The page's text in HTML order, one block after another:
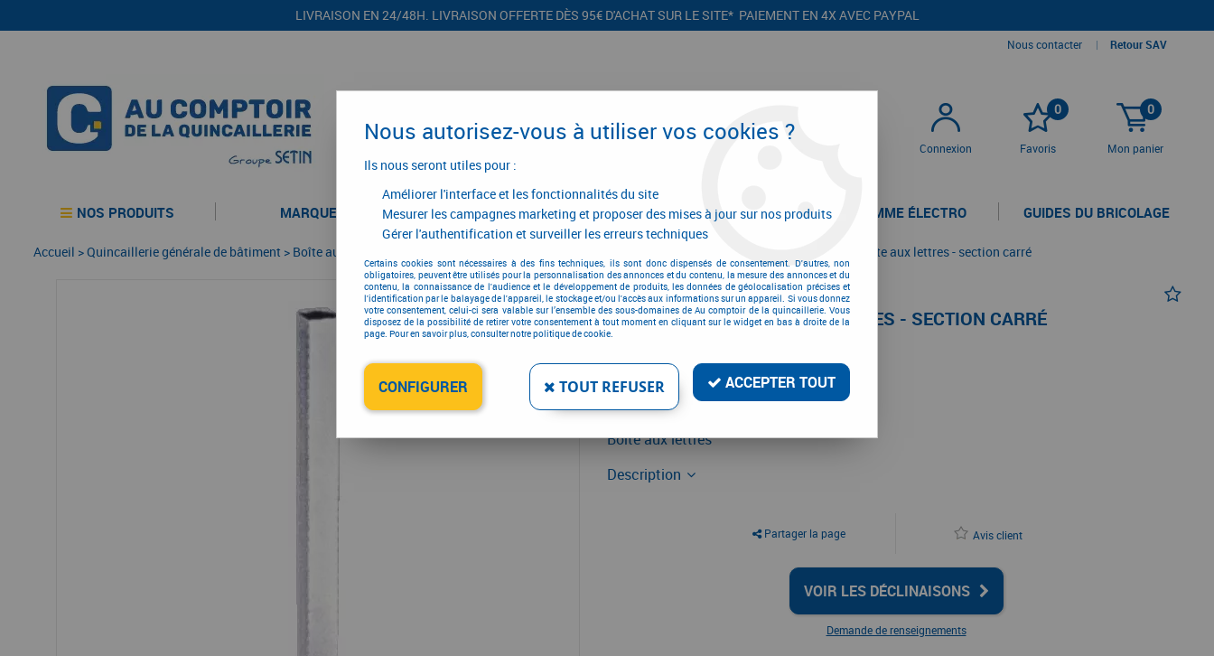
LIVRAISON EN 24/48H. LIVRAISON OFFERTE DÈS 95€ D'ACHAT SUR LE SITE* PAIEMENT EN 4X AVEC PAYPAL
Nous contacter | Retour SAV
Connexion
0
Favoris
0
Mon panier
NOS PRODUITS MARQUES CONFIGURATEURS PROMOTIONS LA GAMME ÉLECTRO GUIDES DU BRICOLAGE
Accueil >Quincaillerie générale de bâtiment > Boîte aux lettres - signalétique - ordonnancement Piquet pour boîte aux lettres - section carré
PIQUET POUR BOÎTE AUX LETTRES - SECTION CARRÉ
Réf. :
137,59 €TTC
Boîte aux lettres
Boîte aux lettres
Description
Partager la page Avis client
VOIR LES DÉCLINAISONS
Demande de renseignements
Nous autorisez-vous à utiliser vos cookies ?
Ils nous seront utiles pour :
Améliorer l'interface et les fonctionnalités du site
Mesurer les campagnes marketing et proposer des mises à jour sur nos produits
Gérer l'authentification et surveiller les erreurs techniques
Certains cookies sont nécessaires à des fins techniques, ils sont donc dispensés de consentement. D'autres, non
obligatoires, peuvent être utilisés pour la personnalisation des annonces et du contenu, la mesure des annonces et du
contenu, la connaissance de l'audience et le développement de produits, les données de géolocalisation précises et
l'identification par le balayage de l'appareil, le stockage et/ou l'accès aux informations sur un appareil. Si vous donnez
votre consentement, celui-ci sera valable sur l’ensemble des sous-domaines de Au comptoir de la quincaillerie. Vous
disposez de la possibilité de retirer votre consentement à tout moment en cliquant sur le widget en bas à droite de la
page. Pour en savoir plus, consulter notre politique de cookie.
CONFIGURER TOUT REFUSER ACCEPTER TOUT